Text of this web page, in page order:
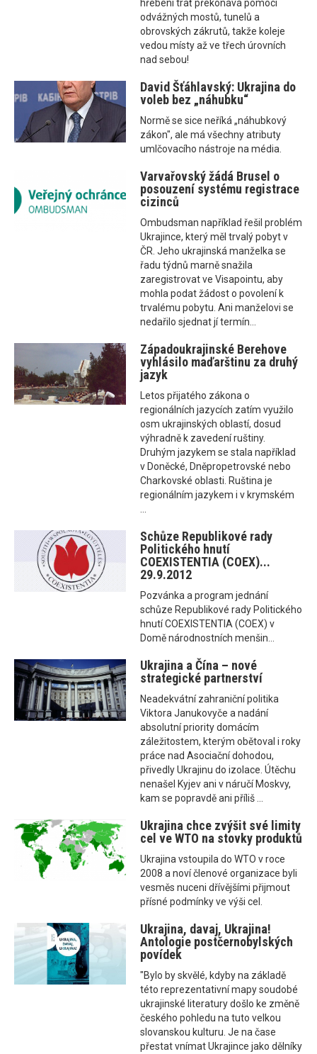
hřebeni trať překonává pomocí
odvážných mostů, tunelů a
obrovských zákrutů, takže koleje
vedou místy až ve třech úrovních
nad sebou!
David Šťáhlavský: Ukrajina do
voleb bez „náhubku“
Normě se sice neříká „náhubkový
zákon", ale má všechny atributy
umlčovacího nástroje na média.
Varvařovský žádá Brusel o
posouzení systému registrace
cizinců
Ombudsman například řešil problém
Ukrajince, který měl trvalý pobyt v
ČR. Jeho ukrajinská manželka se
řadu týdnů marně snažila
zaregistrovat ve Visapointu, aby
mohla podat žádost o povolení k
trvalému pobytu. Ani manželovi se
nedařilo sjednat jí termín...
Západoukrajinské Berehove
vyhlásilo maďarštinu za druhý
jazyk
Letos přijatého zákona o
regionálních jazycích zatím využilo
osm ukrajinských oblastí, dosud
výhradně k zavedení ruštiny.
Druhým jazykem se stala například
v Doněcké, Dněpropetrovské nebo
Charkovské oblasti. Ruština je
regionálním jazykem i v krymském
...
Schůze Republikové rady
Politického hnutí
COEXISTENTIA (COEX)...
29.9.2012
Pozvánka a program jednání
schůze Republikové rady Politického
hnutí COEXISTENTIA (COEX) v
Domě národnostních menšin...
Ukrajina a Čína – nové
strategické partnerství
Neadekvátní zahraniční politika
Viktora Janukovyče a nadání
absolutní priority domácím
záležitostem, kterým obětoval i roky
práce nad Asociační dohodou,
přivedly Ukrajinu do izolace. Útěchu
nenašel Kyjev ani v náručí Moskvy,
kam se popravdě ani příliš ...
Ukrajina chce zvýšit své limity
cel ve WTO na stovky produktů
Ukrajina vstoupila do WTO v roce
2008 a noví členové organizace byli
vesměs nuceni dřívějšími přijmout
přísné podmínky ve výši cel.
Ukrajina, davaj, Ukrajina!
Antologie postčernobylských
povídek
"Bylo by skvělé, kdyby na základě
této reprezentativní mapy soudobé
ukrajinské literatury došlo ke změně
českého pohledu na tuto velkou
slovanskou kulturu. Je na čase
přestat vnímat Ukrajince jako dělníky